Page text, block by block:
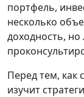
портфель,
несколько
доходность,
Перед тем, как
изучит